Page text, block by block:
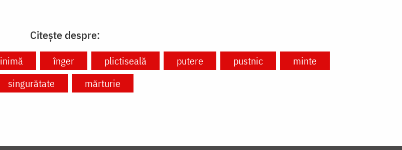
Citește despre:
inimă înger plictiseală putere pustnic
minte
singurătate
mărturie